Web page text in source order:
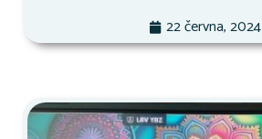
22 června, 2024